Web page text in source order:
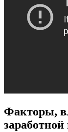
Факторы,